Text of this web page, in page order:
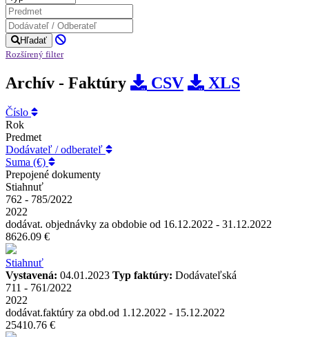
Hľadať
Rozšírený filter
Archív - Faktúry CSV XLS
Číslo
Rok
Predmet
Dodávateľ / odberateľ
Suma (€)
Prepojené dokumenty
Stiahnuť
762 - 785/2022
2022
dodávat. objednávky za obdobie od 16.12.2022 - 31.12.2022
8626.09 €
Stiahnuť
Vystavená: 04.01.2023 Typ faktúry: Dodávateľská
711 - 761/2022
2022
dodávat.faktúry za obd.od 1.12.2022 - 15.12.2022
25410.76 €